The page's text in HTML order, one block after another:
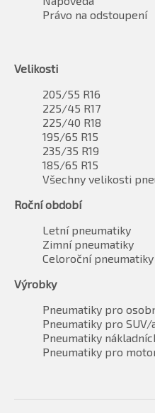
Právo na odstoupení
Velikosti
205/55 R16
225/45 R17
225/40 R18
195/65 R15
235/35 R19
185/65 R15
Všechny velikosti
Roční období
Letní pneumatiky
Zimní pneumatiky
Celoroční pneumatiky
Výrobky
Pneumatiky pro
Pneumatiky pro
Pneumatiky
Pneumatiky pro